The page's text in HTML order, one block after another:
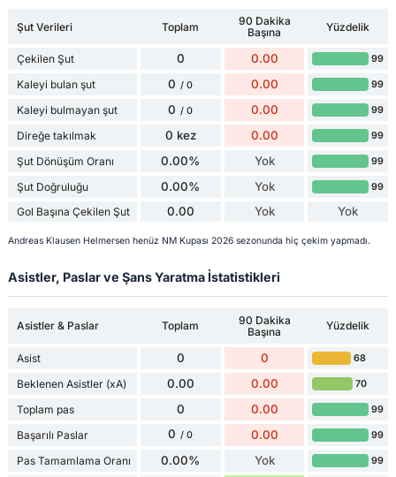
Şut Verileri Toplam
90 Dakika
Başına
Yüzdelik
Çekilen Şut 0 0.00 99
Kaleyi bulan şut 0 / 0 0.00 99
Kaleyi bulmayan şut 0 / 0 0.00 99
Direğe takılmak 0 kez 0.00 99
Şut Dönüşüm Oranı 0.00% Yok 99
Şut Doğruluğu 0.00% Yok 99
Gol Başına Çekilen Şut 0.00 Yok Yok
Andreas Klausen Helmersen henüz NM Kupası 2026 sezonunda hiç çekim yapmadı.
Asistler, Paslar ve Şans Yaratma İstatistikleri
Asistler & Paslar Toplam
90 Dakika
Başına
Yüzdelik
Asist 0 0 68
Beklenen Asistler (xA) 0.00 0.00 70
Toplam pas 0 0.00 99
Başarılı Paslar 0 / 0 0.00 99
Pas Tamamlama Oranı 0.00% Yok 99